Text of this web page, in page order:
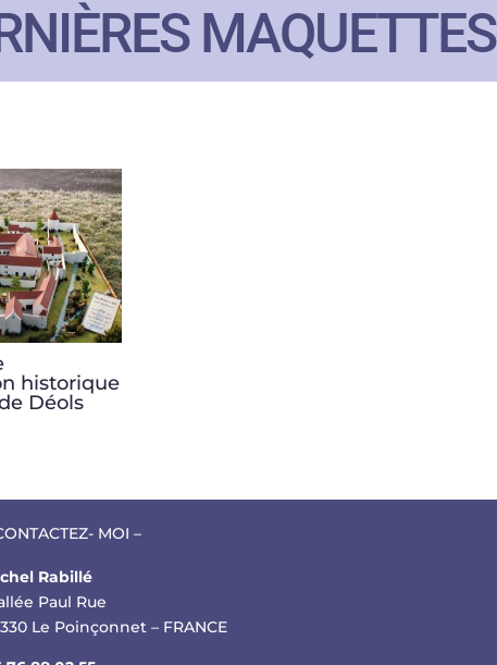
MAQUETTES
historique
Déols
MOI –
Rabillé
Paul Rue
Le Poinçonnet – FRANCE